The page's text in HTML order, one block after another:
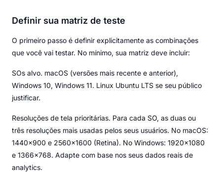
Definir sua matriz de teste
O primeiro passo é definir explicitamente as combinações
que você vai testar. No mínimo, sua matriz deve incluir:
SOs alvo. macOS (versões mais recente e anterior),
Windows 10, Windows 11. Linux Ubuntu LTS se seu público
justificar.
Resoluções de tela prioritárias. Para cada SO, as duas ou
três resoluções mais usadas pelos seus usuários. No macOS:
1440×900 e 2560×1600 (Retina). No Windows: 1920×1080
e 1366×768. Adapte com base nos seus dados reais de
analytics.